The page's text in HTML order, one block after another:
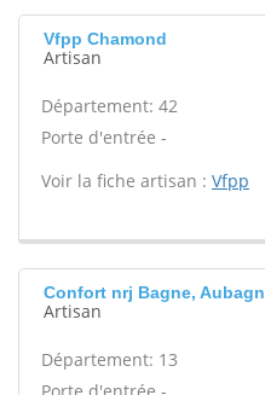
Vfpp Chamond
Artisan
Département: 42
Porte d'entrée -
Voir la fiche artisan : Vfpp
Confort nrj Bagne,
Artisan
Département: 13